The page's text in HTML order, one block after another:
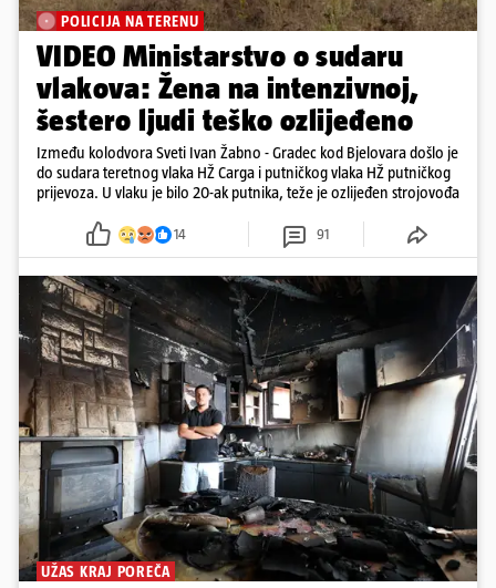
POLICIJA NA TERENU
VIDEO Ministarstvo o sudaru
vlakova: Žena na intenzivnoj,
šestero ljudi teško ozlijeđeno
Između kolodvora Sveti Ivan Žabno - Gradec kod Bjelovara došlo je
do sudara teretnog vlaka HŽ Carga i putničkog vlaka HŽ putničkog
prijevoza. U vlaku je bilo 20-ak putnika, teže je ozlijeđen strojovođa
14 91
UŽAS KRAJ POREČA